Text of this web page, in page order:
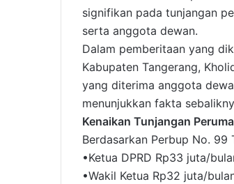
signifikan pada tunjangan
serta anggota dewan.
Dalam pemberitaan yang
Kabupaten Tangerang,
yang diterima anggota
menunjukkan fakta
Kenaikan Tunjangan
Berdasarkan Perbup No. 99
•Ketua DPRD Rp33 juta/
•Wakil Ketua Rp32 juta/